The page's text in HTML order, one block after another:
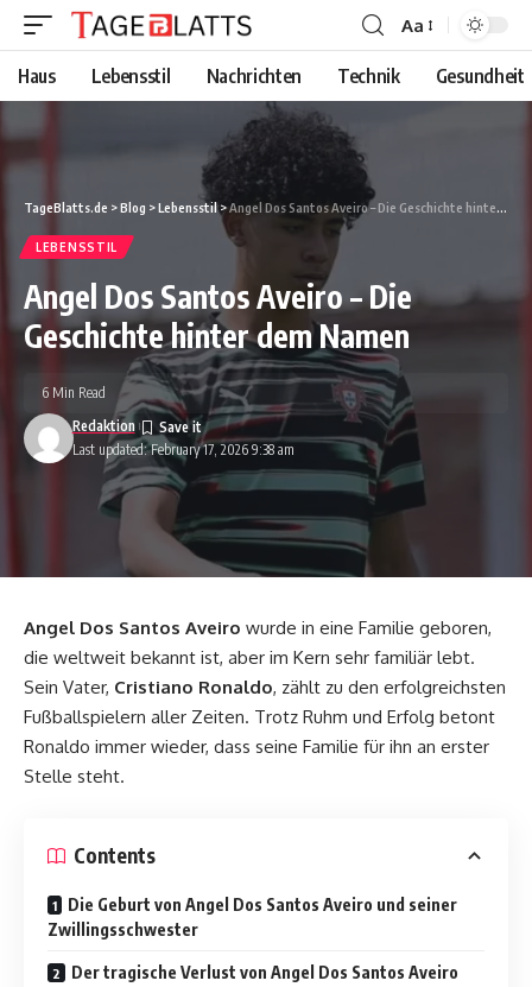
Font
Resizer
Aa
Haus Lebensstil Nachrichten Technik Gesundheit
TageBlatts.de >Blog >Lebensstil>Angel Dos Santos Aveiro – Die Geschichte hinter dem Namen
LEBENSSTIL
Angel Dos Santos Aveiro – Die
Geschichte hinter dem Namen
Last updated: February 17, 2026 9:38 am
Redaktion
6 Min Read
Angel Dos Santos Aveiro wurde in eine Familie geboren,
die weltweit bekannt ist, aber im Kern sehr familiär lebt.
Sein Vater, Cristiano Ronaldo, zählt zu den erfolgreichsten
Fußballspielern aller Zeiten. Trotz Ruhm und Erfolg betont
Ronaldo immer wieder, dass seine Familie für ihn an erster
Stelle steht.
Contents
Die Geburt von Angel Dos Santos Aveiro und seiner
Zwillingsschwester
Der tragische Verlust von Angel Dos Santos Aveiro